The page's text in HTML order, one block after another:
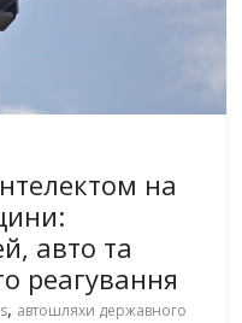
на
авто та
реагування
, автошляхи державного